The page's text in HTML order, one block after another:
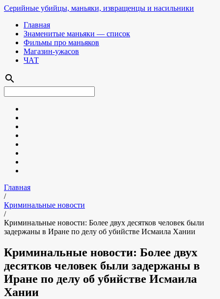
Серийные убийцы, маньяки, извращенцы и насильники
Главная
Знаменитые маньяки — список
Фильмы про маньяков
Магазин-ужасов
ЧАТ
search
Главная
/
Криминальные новости
/
Криминальные новости: Более двух десятков человек были
задержаны в Иране по делу об убийстве Исмаила Хании
Криминальные новости: Более двух
десятков человек были задержаны в
Иране по делу об убийстве Исмаила
Хании